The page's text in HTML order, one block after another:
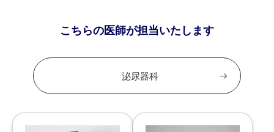
こちらの医師が担当いたします
泌尿器科